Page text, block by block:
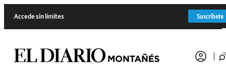
Accede sin límites Suscríbete